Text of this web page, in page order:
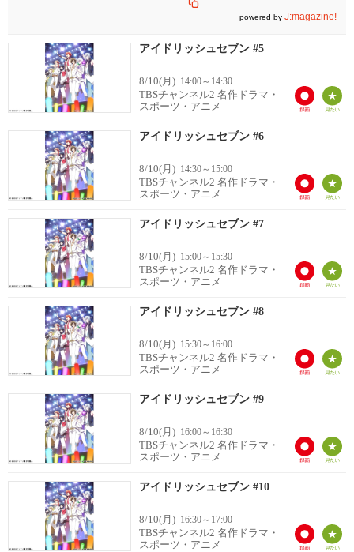
You'll never walk alone. を胸に
歩んでいきたい」
powered by J:magazine!
アイドリッシュセブン #5
8/10(月) 14:00～14:30
TBSチャンネル2 名作ドラマ・
スポーツ・アニメ
アイドリッシュセブン #6
8/10(月) 14:30～15:00
TBSチャンネル2 名作ドラマ・
スポーツ・アニメ
アイドリッシュセブン #7
8/10(月) 15:00～15:30
TBSチャンネル2 名作ドラマ・
スポーツ・アニメ
アイドリッシュセブン #8
8/10(月) 15:30～16:00
TBSチャンネル2 名作ドラマ・
スポーツ・アニメ
アイドリッシュセブン #9
8/10(月) 16:00～16:30
TBSチャンネル2 名作ドラマ・
スポーツ・アニメ
アイドリッシュセブン #10
8/10(月) 16:30～17:00
TBSチャンネル2 名作ドラマ・
スポーツ・アニメ